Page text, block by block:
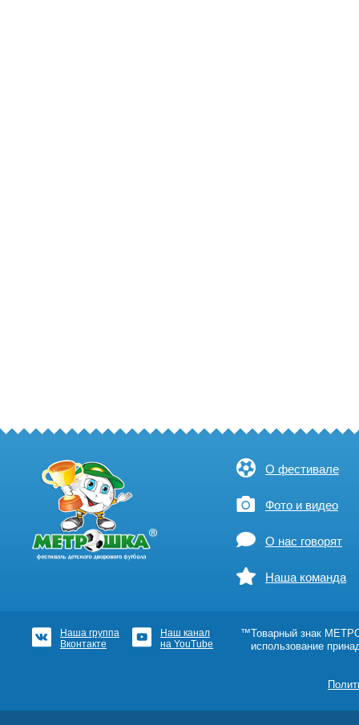
О фестивале
Фото и видео
О нас говорят
Наша команда
Наша группа
Вконтакте
Наш канал
на YouTube
™Товарный знак
использование